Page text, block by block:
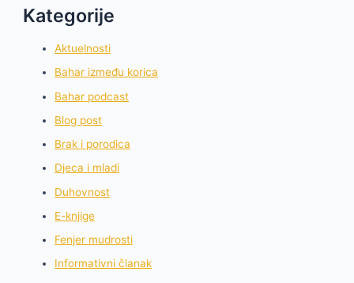
Kategorije
Aktuelnosti
Bahar između korica
Bahar podcast
Blog post
Brak i porodica
Djeca i mladi
Duhovnost
E-knjige
Fenjer mudrosti
Informativni članak